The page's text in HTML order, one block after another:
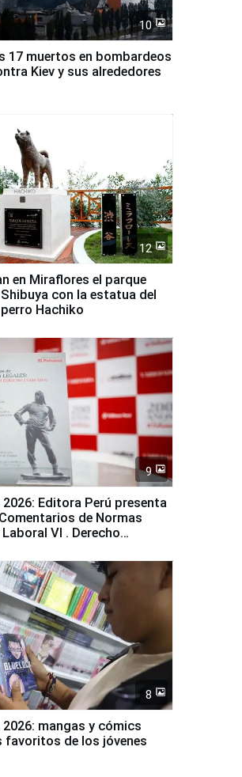
10
17 muertos en bombardeos
Kiev y sus alrededores
12
en Miraflores el parque
con la estatua del
Hachiko
9
2026: Editora Perú presenta
de Normas
Vl . Derecho
8
2026: mangas y cómics
favoritos de los jóvenes